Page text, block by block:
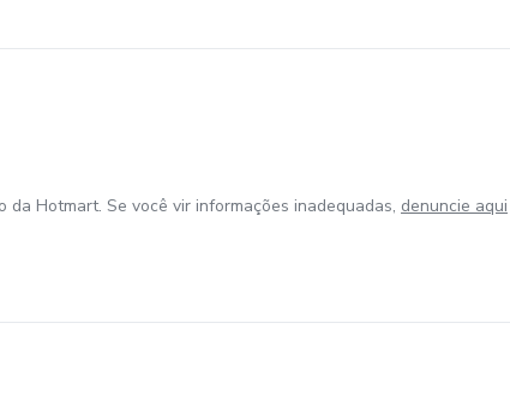
Hotmart. Se você vir informações inadequadas, denuncie aqui